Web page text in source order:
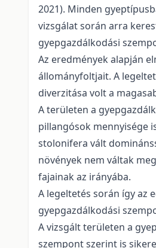
2021). Minden
vizsgálat során arra
gyepgazdálkodási
Az eredmények alapján
állományfoltjait. A
diverzitása volt a
A területen a
pillangósok mennyisége
stolonifera vált
növények nem váltak
fajainak az irányába.
A legeltetés során így az
gyepgazdálkodási
A vizsgált területen a
szempont szerint is